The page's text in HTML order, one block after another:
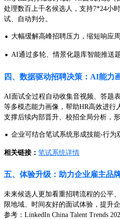
处理数百上千名候选人，支持7*24小
试、自动判分。
· 大幅缓解高峰招聘压力，缩短响应
· AI通过多轮、情景化题库智能推送
四、数据驱动招聘决策：AI能力
AI面试全过程自动收集音视频、答题
等多模态能力画像，帮助HR高效进行
支撑后续内部晋升、校招全局分析，
· 企业可结合笔试系统形成技能-行为
相关链接： 笔试系统详情
五、体验升级：助力企业雇主品
未来候选人更加看重招聘流程的公平
限地域、时间友好的面试体验，提升
参考：LinkedIn China Talent Trends